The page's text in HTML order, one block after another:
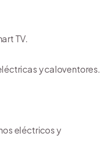
TV.
y caloventores.
eléctricos y